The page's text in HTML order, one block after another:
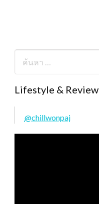
Lifestyle & Review
@chillwonpai